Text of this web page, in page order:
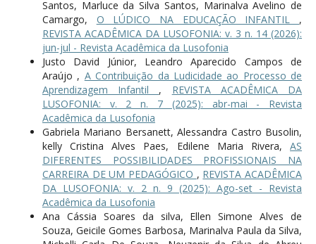
Santos, Marluce da Silva Santos, Marinalva Avelino de
Camargo, O LÚDICO NA EDUCAÇÃO INFANTIL ,
REVISTA ACADÊMICA DA LUSOFONIA: v. 3 n. 14 (2026):
jun-jul - Revista Acadêmica da Lusofonia
Justo David Júnior, Leandro Aparecido Campos de
Araújo , A Contribuição da Ludicidade ao Processo de
Aprendizagem Infantil , REVISTA ACADÊMICA DA
LUSOFONIA: v. 2 n. 7 (2025): abr-mai - Revista
Acadêmica da Lusofonia
Gabriela Mariano Bersanett, Alessandra Castro Busolin,
kelly Cristina Alves Paes, Edilene Maria Rivera,AS
DIFERENTES POSSIBILIDADES PROFISSIONAIS NA
CARREIRA DE UM PEDAGÓGICO , REVISTA ACADÊMICA
DA LUSOFONIA: v. 2 n. 9 (2025): Ago-set - Revista
Acadêmica da Lusofonia
Ana Cássia Soares da silva, Ellen Simone Alves de
Souza, Geicile Gomes Barbosa, Marinalva Paula da Silva,